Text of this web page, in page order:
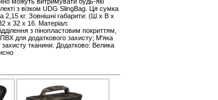
з візком UDG SlingBag. Ця сумка
2,15 кг. Зовнішні габарити: (Ш x В x
x 32 x 16. Матеріал:
з пінопластовим покриттям,
для додаткового захисту; М'яка
тканини. Додатково: Велика